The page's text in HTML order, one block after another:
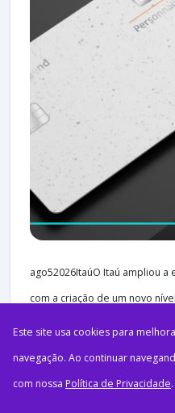
ago52026ItaúO Itaú ampliou a
com a criação de um novo
Este site usa cookies para
navegação. Ao continuar
com nossa Política de Privacidade.